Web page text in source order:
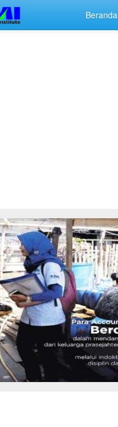
Beranda